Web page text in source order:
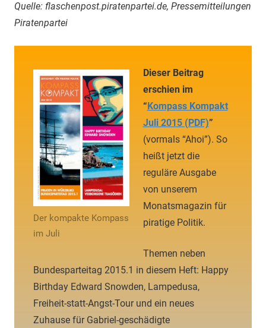
Quelle: flaschenpost.piratenpartei.de, Pressemitteilungen
Piratenpartei
Der kompakte Kompass
im Juli
Dieser Beitrag
erschien im
“Kompass Kompakt
Juli 2015 (PDF)”
(vormals “Ahoi”). So
heißt jetzt die
reguläre Ausgabe
von unserem
Monatsmagazin für
piratige Politik.
Themen neben
Bundesparteitag 2015.1 in diesem Heft: Happy
Birthday Edward Snowden, Lampedusa,
Freiheit-statt-Angst-Tour und ein neues
Zuhause für Gabriel-geschädigte